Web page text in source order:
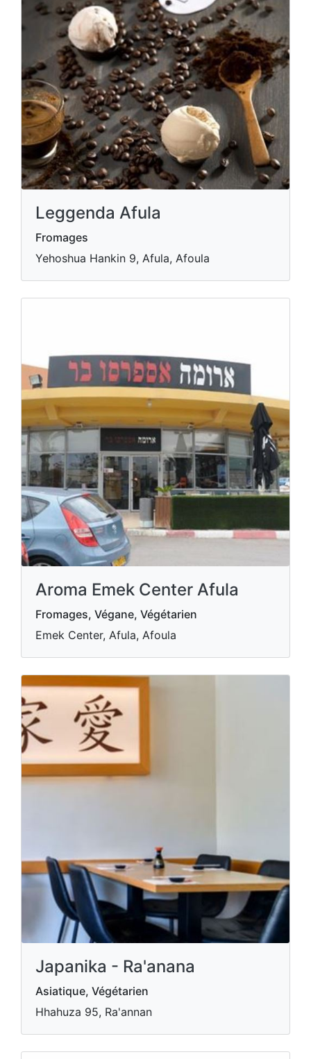
Leggenda Afula
Fromages
Yehoshua Hankin 9, Afula, Afoula
Aroma Emek Center Afula
Fromages, Végane, Végétarien
Emek Center, Afula, Afoula
Japanika - Ra'anana
Asiatique, Végétarien
Hhahuza 95, Ra'annan